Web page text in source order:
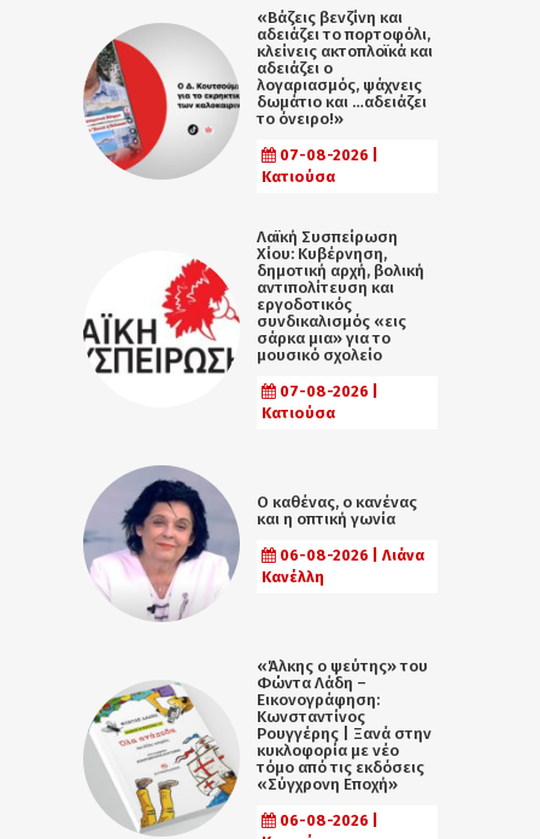
«Βάζεις βενζίνη και
αδειάζει το πορτοφόλι,
κλείνεις ακτοπλοϊκά και
αδειάζει ο
λογαριασμός, ψάχνεις
δωμάτιο και …αδειάζει
το όνειρο!»
07-08-2026 |
Κατιούσα
Λαϊκή Συσπείρωση
Χίου: Κυβέρνηση,
δημοτική αρχή, βολική
αντιπολίτευση και
εργοδοτικός
συνδικαλισμός «εις
σάρκα μια» για το
μουσικό σχολείο
07-08-2026 |
Κατιούσα
Ο καθένας, ο κανένας
και η οπτική γωνία
06-08-2026 | Λιάνα
Κανέλλη
«Άλκης ο ψεύτης» του
Φώντα Λάδη –
Εικονογράφηση:
Κωνσταντίνος
Ρουγγέρης | Ξανά στην
κυκλοφορία με νέο
τόμο από τις εκδόσεις
«Σύγχρονη Εποχή»
06-08-2026 |